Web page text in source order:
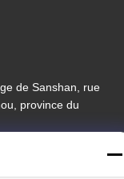
de Sanshan, rue
province du